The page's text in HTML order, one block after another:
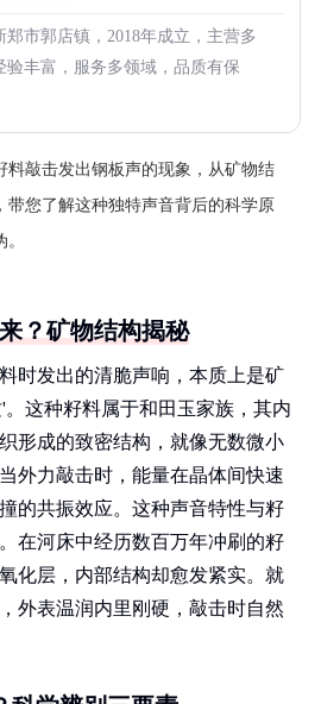
市郭店镇，2018年成立，主营多
验丰富，服务多领域，品质有保
料敲击发出钢板声的现象，从矿物结
带您了解这种独特声音背后的科学原
？矿物结构揭秘
时发出的清脆声响，本质上是矿
这种籽料属于和田玉家族，其内
形成的致密结构，就像无数微小
外力敲击时，能量在晶体间快速
的共振效应。这种声音特性与籽
在河床中经历数百万年冲刷的籽
化层，内部结构却愈发紧实。就
外表温润内里刚硬，敲击时自然